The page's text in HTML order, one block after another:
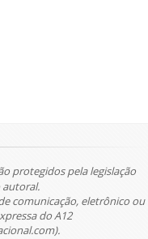
protegidos pela legislação
autoral.
comunicação, eletrônico ou
do A12